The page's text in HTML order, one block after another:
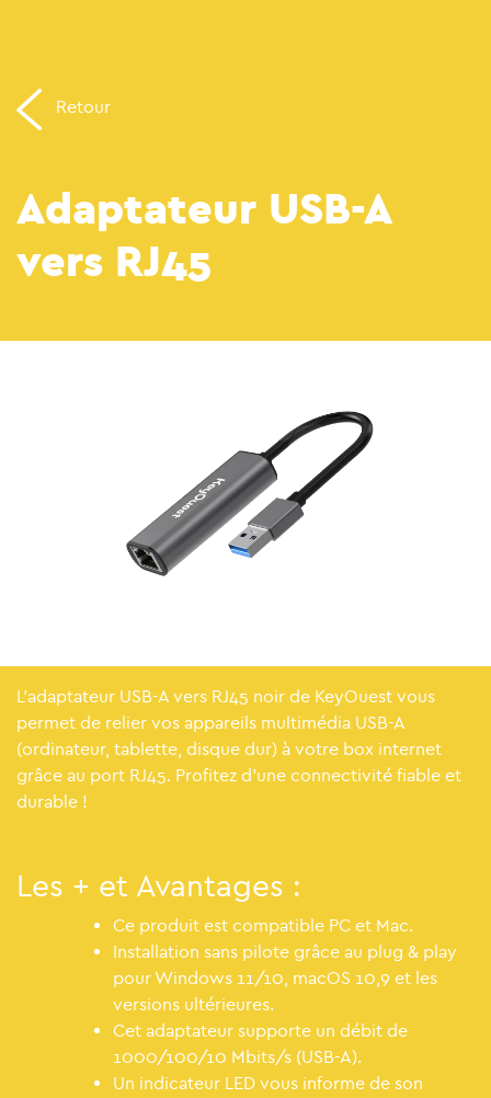
Retour
Adaptateur USB-A
vers RJ45
L'adaptateur USB-A vers RJ45 noir de KeyOuest vous
permet de relier vos appareils multimédia USB-A
(ordinateur, tablette, disque dur) à votre box internet
grâce au port RJ45. Profitez d'une connectivité fiable et
durable !
Les + et Avantages :
Ce produit est compatible PC et Mac.
Installation sans pilote grâce au plug & play
pour Windows 11/10, macOS 10,9 et les
versions ultérieures.
Cet adaptateur supporte un débit de
1000/100/10 Mbits/s (USB-A).
Un indicateur LED vous informe de son